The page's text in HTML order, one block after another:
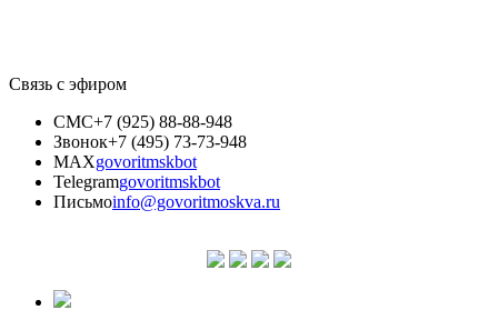
Связь с эфиром
СМС+7 (925) 88-88-948
Звонок+7 (495) 73-73-948
MAXgovoritmskbot
Telegramgovoritmskbot
Письмоinfo@govoritmoskva.ru